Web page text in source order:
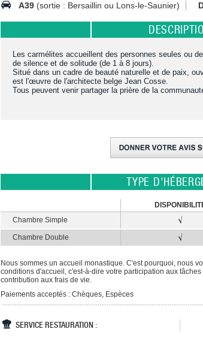
A39 (sortie : Bersaillin ou Lons-le-Saunier)
Les carmélites accueillent des personnes seules ou
de silence et de solitude (de 1 à 8 jours).
Situé dans un cadre de beauté naturelle et de paix,
est l'œuvre de l'architecte belge Jean Cosse.
Tous peuvent venir partager la prière de la
TYPE
Chambre Simple
Chambre Double
Nous sommes un accueil monastique. C'est pourquoi, nous
conditions d'accueil, c'est-à-dire votre participation aux
contribution aux frais de vie.
Paiements acceptés : Chèques, Espèces
SERVICE RESTAURATION :